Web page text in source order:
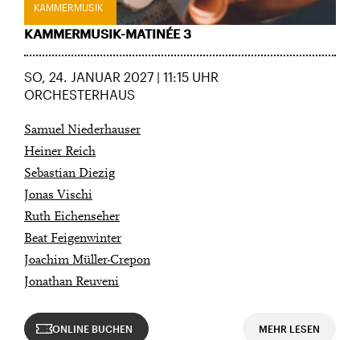
KAMMERMUSIK
KAMMERMUSIK-MATINÉE 3
SO, 24. JANUAR 2027 | 11:15 UHR
ORCHESTERHAUS
Samuel Niederhauser
Heiner Reich
Sebastian Diezig
Jonas Vischi
Ruth Eichenseher
Beat Feigenwinter
Joachim Müller-Crepon
Jonathan Reuveni
ONLINE BUCHEN MEHR LESEN